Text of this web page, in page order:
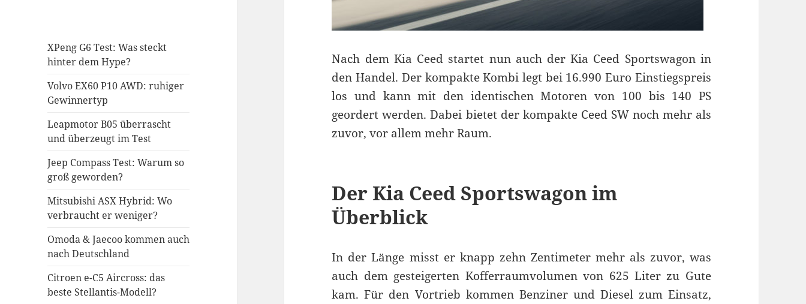
XPeng G6 Test: Was steckt
hinter dem Hype?
Volvo EX60 P10 AWD: ruhiger
Gewinnertyp
Leapmotor B05 überrascht
und überzeugt im Test
Jeep Compass Test: Warum so
groß geworden?
Mitsubishi ASX Hybrid: Wo
verbraucht er weniger?
Omoda & Jaecoo kommen auch
nach Deutschland
Citroen e-C5 Aircross: das
beste Stellantis-Modell?
Nach dem Kia Ceed startet nun auch der Kia Ceed Sportswagon in
den Handel. Der kompakte Kombi legt bei 16.990 Euro Einstiegspreis
los und kann mit den identischen Motoren von 100 bis 140 PS
geordert werden. Dabei bietet der kompakte Ceed SW noch mehr als
zuvor, vor allem mehr Raum.
Der Kia Ceed Sportswagon im
Überblick
In der Länge misst er knapp zehn Zentimeter mehr als zuvor, was
auch dem gesteigerten Kofferraumvolumen von 625 Liter zu Gute
kam. Für den Vortrieb kommen Benziner und Diesel zum Einsatz,